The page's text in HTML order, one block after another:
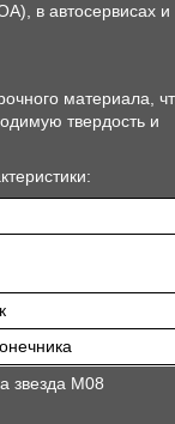
в автосервисах и
материала,
твердость и
звезда M08